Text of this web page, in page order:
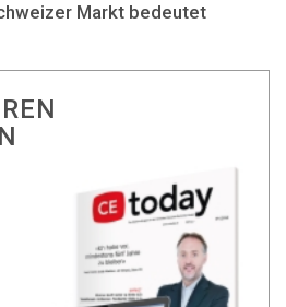
Markt bedeutet